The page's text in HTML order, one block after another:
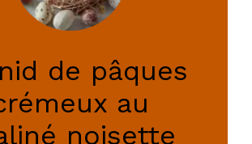
de pâques
au
noisette